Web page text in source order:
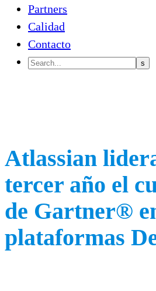
Partners
Calidad
Contacto
Atlassian
tercer año el
de Gartner®
plataformas